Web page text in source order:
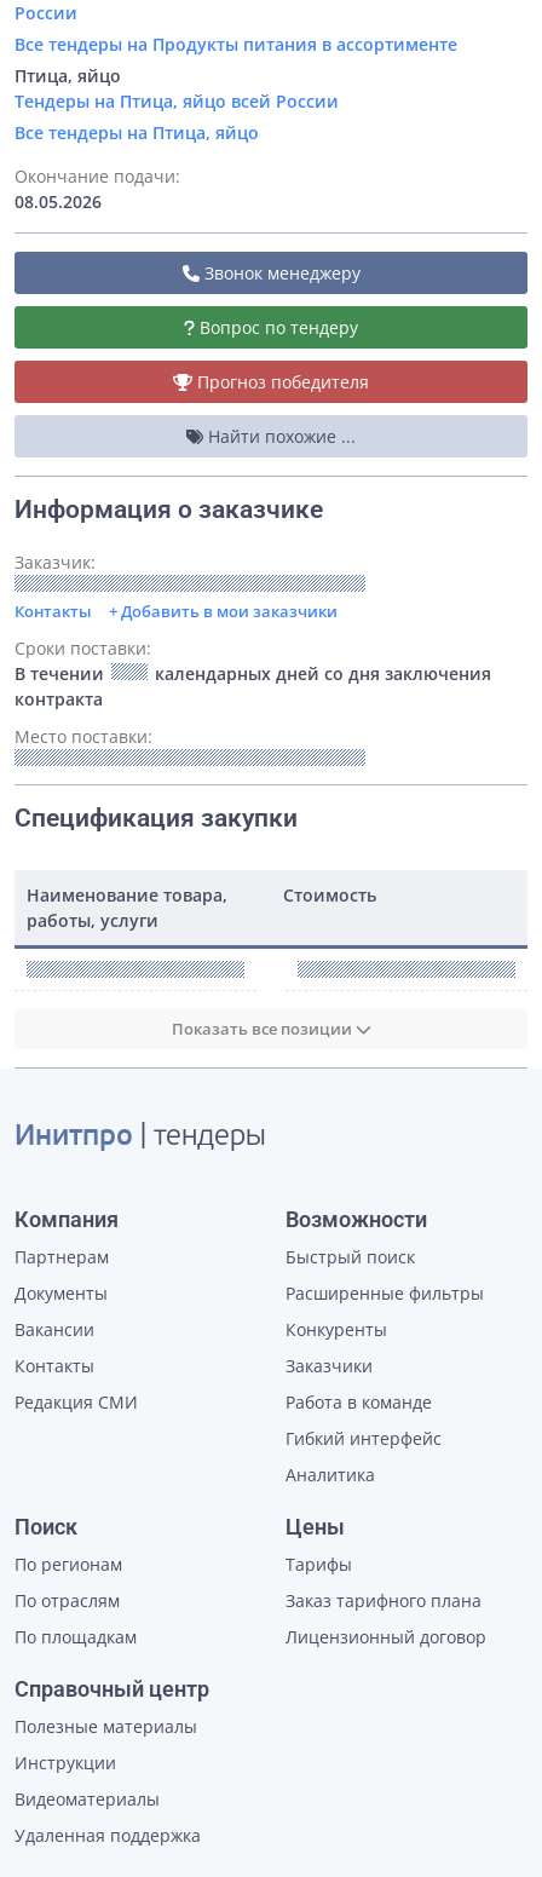
России
Все тендеры на Продукты питания в ассортименте
Птица, яйцо
Тендеры на Птица, яйцо всей России
Все тендеры на Птица, яйцо
Окончание подачи:
08.05.2026
Звонок менеджеру
Вопрос по тендеру
Прогноз победителя
Найти похожие ...
Информация о заказчике
Заказчик:
Контакты + Добавить в мои заказчики
Сроки поставки:
В течении
календарных дней со дня заключения
контракта
Место поставки:
Спецификация закупки
Наименование товара,
работы, услуги
Стоимость
Показать все позиции
Инитпро | тендеры
Компания
Партнерам
Документы
Вакансии
Контакты
Редакция СМИ
Возможности
Быстрый поиск
Расширенные фильтры
Конкуренты
Заказчики
Работа в команде
Гибкий интерфейс
Аналитика
Поиск
По регионам
По отраслям
По площадкам
Цены
Тарифы
Заказ тарифного плана
Лицензионный договор
Справочный центр
Полезные материалы
Инструкции
Видеоматериалы
Удаленная поддержка